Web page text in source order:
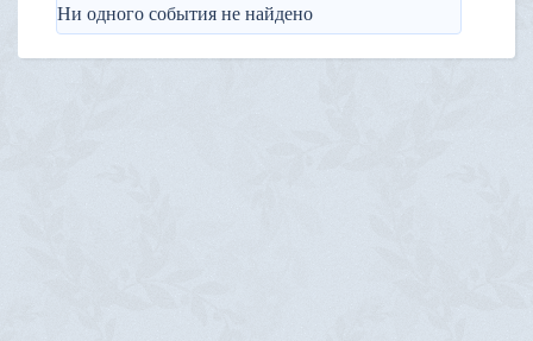
Ни одного события не найдено